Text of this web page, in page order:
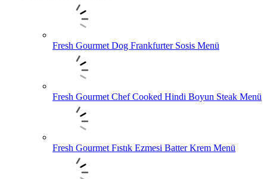
Fresh Gourmet Dog Frankfurter Sosis Menü
Fresh Gourmet Chef Cooked Hindi Boyun Steak Menü
Fresh Gourmet Fıstık Ezmesi Batter Krem Menü